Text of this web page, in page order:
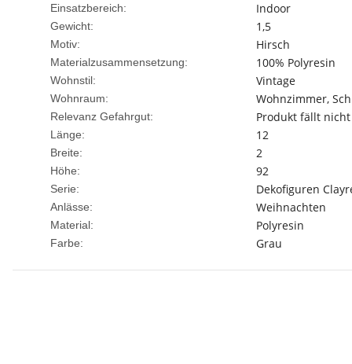
Einsatzbereich: Indoor
Gewicht: 1,5
Motiv: Hirsch
Materialzusammensetzung: 100% Polyresin
Wohnstil: Vintage
Wohnraum: Wohnzimmer,
Relevanz Gefahrgut: Produkt fällt
Länge: 12
Breite: 2
Höhe: 92
Serie: Dekofiguren
Anlässe: Weihnachten
Material: Polyresin
Farbe: Grau